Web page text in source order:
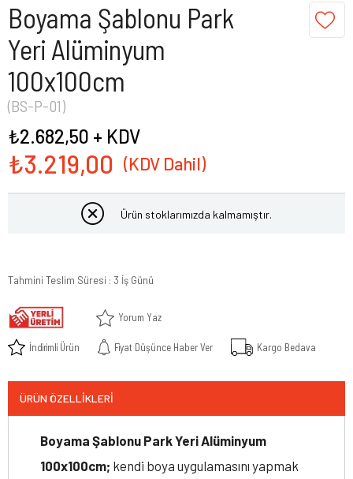
Boyama Şablonu Park
Yeri Alüminyum
100x100cm
(BS-P-01)
₺3.219,00
₺2.682,50 + KDV
Ürün stoklarımızda kalmamıştır.
Tahmini Teslim Süresi : 3 İş Günü
Yorum Yaz
İndirimli Ürün Fiyat Düşünce Haber Ver Kargo Bedava
ÜRÜN ÖZELLIKLERI
Boyama Şablonu Park Yeri Alüminyum
100x100cm; kendi boya uygulamasını yapmak